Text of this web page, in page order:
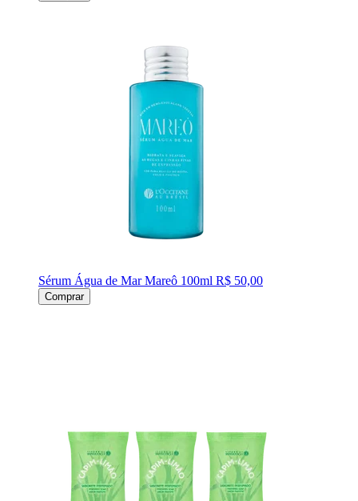
Sérum Água de Mar Mareô 100ml R$ 50,00
Comprar